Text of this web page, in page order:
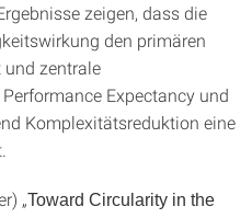
zeigen, dass die
den primären
zentrale
Expectancy und
Komplexitätsreduktion eine
„Toward Circularity in the